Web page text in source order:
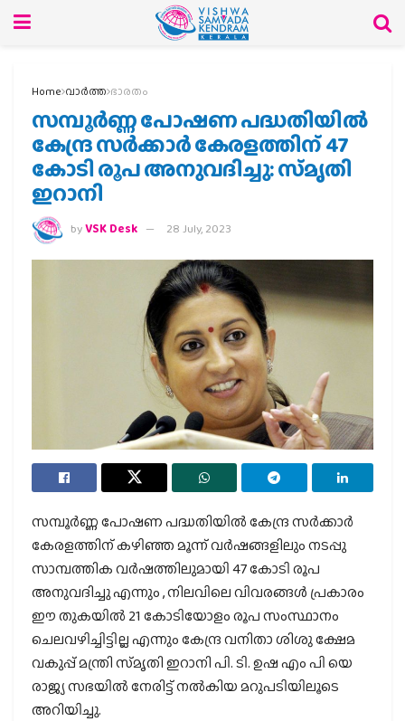
Home വാര്‍ത്ത ഭാരതം
സമ്പൂർണ്ണ പോഷണ പദ്ധതിയിൽ
കേന്ദ്ര സർക്കാർ കേരളത്തിന് 47
കോടി രൂപ അനുവദിച്ചു: സ്‌മൃതി
ഇറാനി
byVSK Desk 28 July, 2023
സമ്പൂർണ്ണ പോഷണ പദ്ധതിയിൽ കേന്ദ്ര സർക്കാർ
കേരളത്തിന് കഴിഞ്ഞ മൂന്ന് വർഷങ്ങളിലും നടപ്പു
സാമ്പത്തിക വർഷത്തിലുമായി 47 കോടി രൂപ
അനുവദിച്ചു എന്നും , നിലവിലെ വിവരങ്ങൾ പ്രകാരം
ഈ തുകയിൽ 21 കോടിയോളം രൂപ സംസ്ഥാനം
ചെലവഴിച്ചിട്ടില്ല എന്നും കേന്ദ്ര വനിതാ ശിശു ക്ഷേമ
വകുപ്പ് മന്ത്രി സ്‌മൃതി ഇറാനി പി. ടി. ഉഷ എം പി യെ
രാജ്യ സഭയിൽ നേരിട്ട് നൽകിയ മറുപടിയിലൂടെ
അറിയിച്ചു.